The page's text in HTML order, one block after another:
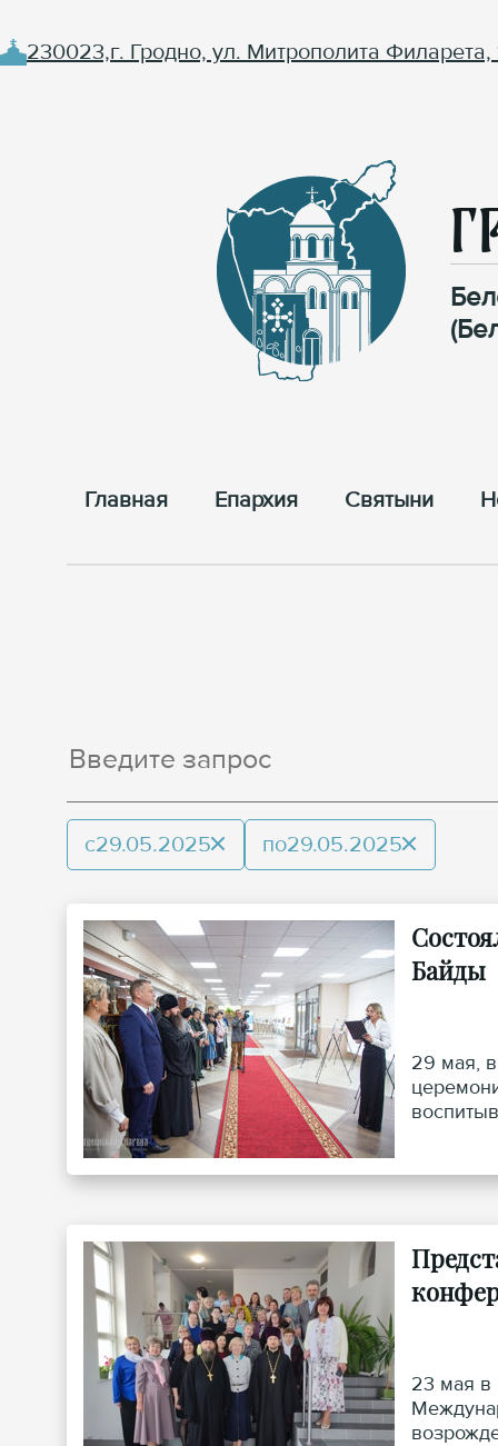
230023,г. Гродно, ул. Митрополита Филарета,
Главная Епархия Cвятыни
с29.05.2025 по29.05.2025
Байды
29 мая,
23 мая в